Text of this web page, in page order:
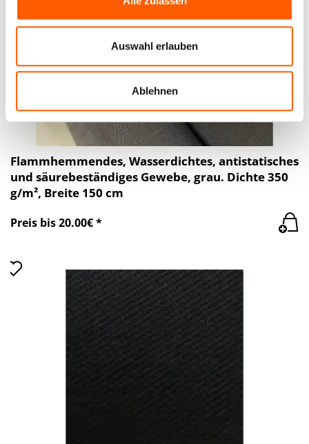
zu können und die Zugriffe auf unsere Website zu
analysieren. Außerdem geben wir Informationen zu Ihrer
Verwendung unserer Website an unsere Partner für
Partner führen diese Informationen möglicherweise mit
weiteren Daten zusammen, die Sie ihnen bereitgestellt
haben oder die sie im Rahmen Ihrer Nutzung der Dienste
gesammelt haben.
Auswahl erlauben
Ablehnen
Flammhemmendes, Wasserdichtes, antistatisches
und säurebeständiges Gewebe, grau. Dichte 350
g/m², Breite 150 cm
Preis bis 20.00€ *